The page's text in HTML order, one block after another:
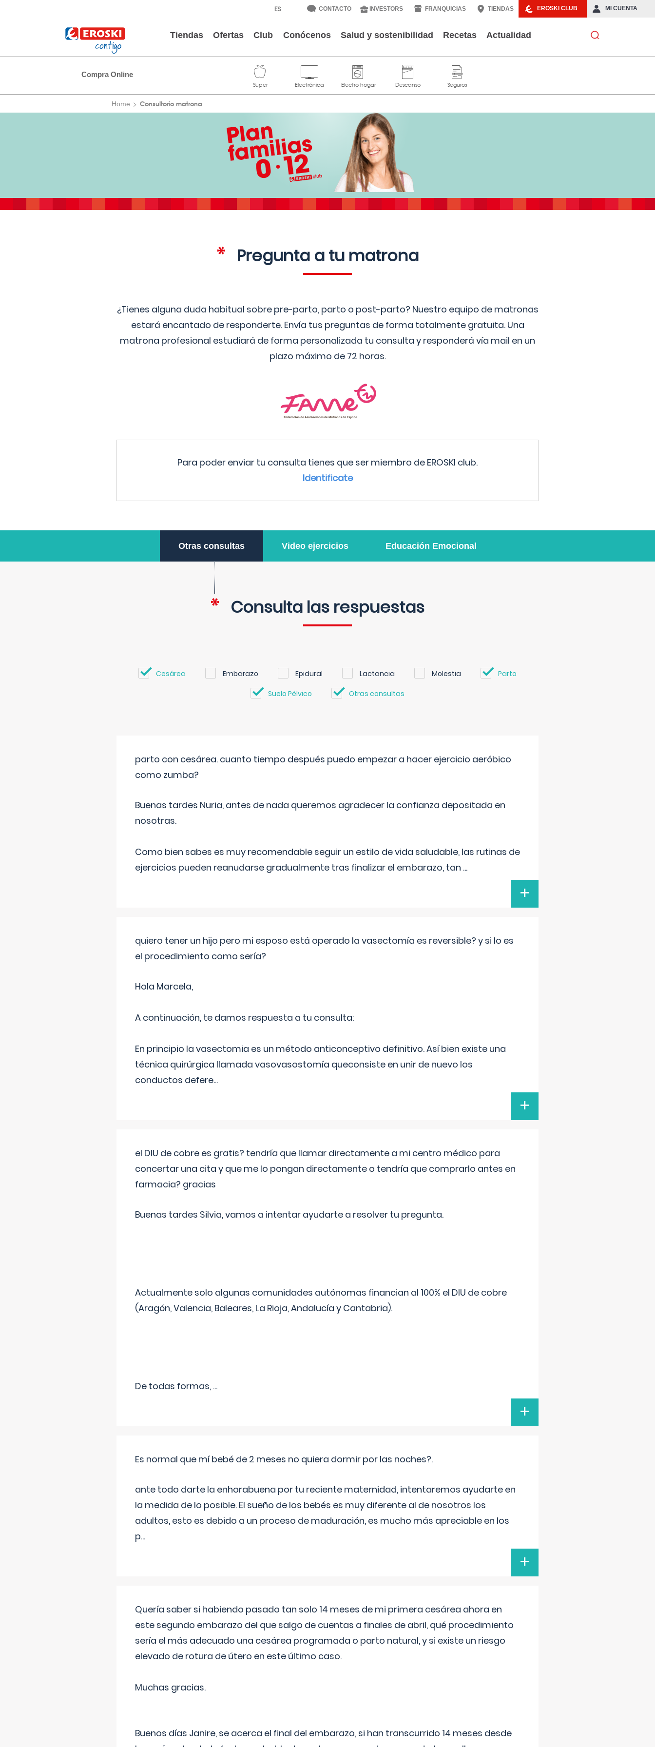
EROSKI CLUB MI CUENTA
CONTACTO INVESTORS FRANQUICIAS TIENDAS
Tiendas Ofertas Club Conócenos Salud y sostenibilidad Recetas Actualidad
Compra Online
Home Consultorio matrona
Pregunta a tu matrona
¿Tienes alguna duda habitual sobre pre-parto, parto o post-parto? Nuestro equipo de matronas
estará encantado de responderte. Envía tus preguntas de forma totalmente gratuita. Una
matrona profesional estudiará de forma personalizada tu consulta y responderá vía mail en un
plazo máximo de 72 horas.
Para poder enviar tu consulta tienes que ser miembro de EROSKI club.
Identificate
Otras consultas Video ejercicios Educación Emocional
Consulta las respuestas
Cesárea Embarazo Epidural Lactancia Molestia Parto
Suelo Pélvico Otras consultas
parto con cesárea. cuanto tiempo después puedo empezar a hacer ejercicio aeróbico
como zumba?
Buenas tardes Nuria, antes de nada queremos agradecer la confianza depositada en
nosotras.
Como bien sabes es muy recomendable seguir un estilo de vida saludable, las rutinas de
ejercicios pueden reanudarse gradualmente tras finalizar el embarazo, tan ...
+
quiero tener un hijo pero mi esposo está operado la vasectomía es reversible? y si lo es
el procedimiento como sería?
Hola Marcela,
A continuación, te damos respuesta a tu consulta:
En principio la vasectomia es un método anticonceptivo definitivo. Así bien existe una
técnica quirúrgica llamada vasovasostomía queconsiste en unir de nuevo los
conductos defere...
+
el DIU de cobre es gratis? tendría que llamar directamente a mi centro médico para
concertar una cita y que me lo pongan directamente o tendría que comprarlo antes en
farmacia? gracias
Buenas tardes Silvia, vamos a intentar ayudarte a resolver tu pregunta.
Actualmente solo algunas comunidades autónomas financian al 100% el DIU de cobre
(Aragón, Valencia, Baleares, La Rioja, Andalucía y Cantabria).
De todas formas, ...
+
Es normal que mí bebé de 2 meses no quiera dormir por las noches?.
ante todo darte la enhorabuena por tu reciente maternidad, intentaremos ayudarte en
la medida de lo posible. El sueño de los bebés es muy diferente al de nosotros los
adultos, esto es debido a un proceso de maduración, es mucho más apreciable en los
p...
+
Quería saber si habiendo pasado tan solo 14 meses de mi primera cesárea ahora en
este segundo embarazo del que salgo de cuentas a finales de abril, qué procedimiento
sería el más adecuado una cesárea programada o parto natural, y si existe un riesgo
elevado de rotura de útero en este último caso.
Muchas gracias.
Buenos días Janire, se acerca el final del embarazo, si han transcurrido 14 meses desde